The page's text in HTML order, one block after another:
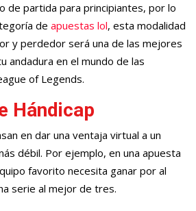
de partida para principiantes, por lo
de apuestas lol, esta modalidad
y perdedor será una de las mejores
andadura en el mundo de las
of Legends.
Hándicap
en dar una ventaja virtual a un
débil. Por ejemplo, en una apuesta
favorito necesita ganar por al
serie al mejor de tres.